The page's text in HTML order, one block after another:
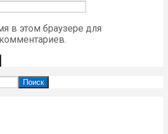
в этом браузере для
Поиск